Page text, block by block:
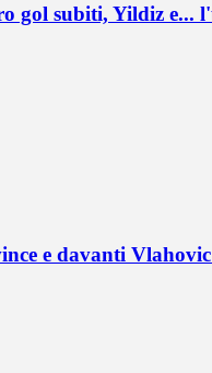
gol subiti, Yildiz e...
e davanti